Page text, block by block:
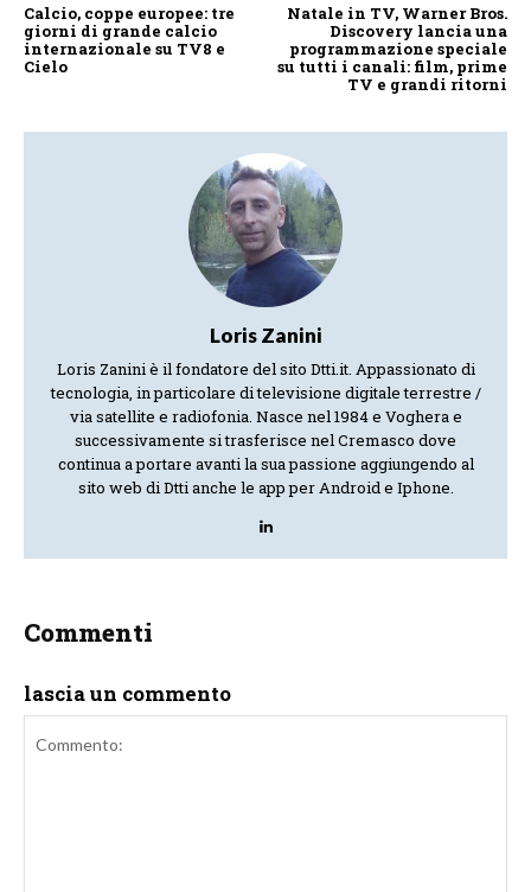
Calcio, coppe europee: tre
giorni di grande calcio
internazionale su TV8 e
Cielo
Natale in TV, Warner Bros.
Discovery lancia una
programmazione speciale
su tutti i canali: film, prime
TV e grandi ritorni
Loris Zanini
Loris Zanini è il fondatore del sito Dtti.it. Appassionato di
tecnologia, in particolare di televisione digitale terrestre /
via satellite e radiofonia. Nasce nel 1984 e Voghera e
successivamente si trasferisce nel Cremasco dove
continua a portare avanti la sua passione aggiungendo al
sito web di Dtti anche le app per Android e Iphone.
Commenti
lascia un commento